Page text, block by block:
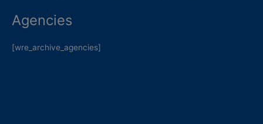
Agencies
[wre_archive_agencies]